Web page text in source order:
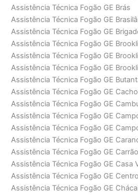
Assistência Técnica Fogão GE Brás
Assistência Técnica Fogão GE
Assistência Técnica Fogão GE
Assistência Técnica Fogão GE
Assistência Técnica Fogão GE
Assistência Técnica Fogão GE
Assistência Técnica Fogão GE
Assistência Técnica Fogão GE
Assistência Técnica Fogão GE
Assistência Técnica Fogão GE
Assistência Técnica Fogão GE
Assistência Técnica Fogão GE
Assistência Técnica Fogão GE Carrão
Assistência Técnica Fogão GE Casa
Assistência Técnica Fogão GE
Assistência Técnica Fogão GE